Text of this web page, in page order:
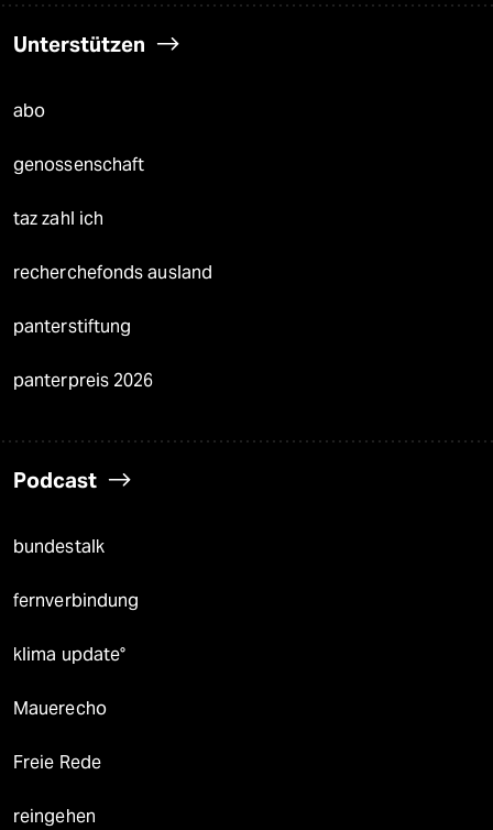
Unterstützen
abo
genossenschaft
taz zahl ich
recherchefonds ausland
panterstiftung
panterpreis 2026
Podcast
bundestalk
fernverbindung
klima update°
Mauerecho
Freie Rede
reingehen